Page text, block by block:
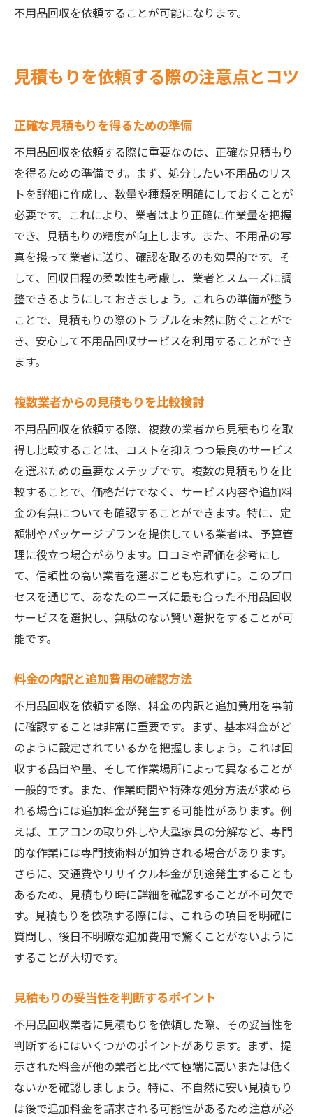
不用品回収を依頼することが可能になります。
見積もりを依頼する際の注意点とコツ
正確な見積もりを得るための準備
不用品回収を依頼する際に重要なのは、正確な見積もり
を得るための準備です。まず、処分したい不用品のリス
トを詳細に作成し、数量や種類を明確にしておくことが
必要です。これにより、業者はより正確に作業量を把握
でき、見積もりの精度が向上します。また、不用品の写
真を撮って業者に送り、確認を取るのも効果的です。そ
して、回収日程の柔軟性も考慮し、業者とスムーズに調
整できるようにしておきましょう。これらの準備が整う
ことで、見積もりの際のトラブルを未然に防ぐことがで
き、安心して不用品回収サービスを利用することができ
ます。
複数業者からの見積もりを比較検討
不用品回収を依頼する際、複数の業者から見積もりを取
得し比較することは、コストを抑えつつ最良のサービス
を選ぶための重要なステップです。複数の見積もりを比
較することで、価格だけでなく、サービス内容や追加料
金の有無についても確認することができます。特に、定
額制やパッケージプランを提供している業者は、予算管
理に役立つ場合があります。口コミや評価を参考にし
て、信頼性の高い業者を選ぶことも忘れずに。このプロ
セスを通じて、あなたのニーズに最も合った不用品回収
サービスを選択し、無駄のない賢い選択をすることが可
能です。
料金の内訳と追加費用の確認方法
不用品回収を依頼する際、料金の内訳と追加費用を事前
に確認することは非常に重要です。まず、基本料金がど
のように設定されているかを把握しましょう。これは回
収する品目や量、そして作業場所によって異なることが
一般的です。また、作業時間や特殊な処分方法が求めら
れる場合には追加料金が発生する可能性があります。例
えば、エアコンの取り外しや大型家具の分解など、専門
的な作業には専門技術料が加算される場合があります。
さらに、交通費やリサイクル料金が別途発生することも
あるため、見積もり時に詳細を確認することが不可欠で
す。見積もりを依頼する際には、これらの項目を明確に
質問し、後日不明瞭な追加費用で驚くことがないように
することが大切です。
見積もりの妥当性を判断するポイント
不用品回収業者に見積もりを依頼した際、その妥当性を
判断するにはいくつかのポイントがあります。まず、提
示された料金が他の業者と比べて極端に高いまたは低く
ないかを確認しましょう。特に、不自然に安い見積もり
は後で追加料金を請求される可能性があるため注意が必